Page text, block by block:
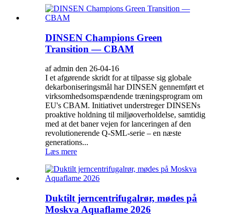
DINSEN Champions Green
Transition — CBAM
af admin den 26-04-16
I et afgørende skridt for at tilpasse sig globale
dekarboniseringsmål har DINSEN gennemført et
virksomhedsomspændende træningsprogram om
EU's CBAM. Initiativet understreger DINSENs
proaktive holdning til miljøoverholdelse, samtidig
med at det baner vejen for lanceringen af ​​den
revolutionerende Q-SML-serie – en næste
generations...
Læs mere
Duktilt jerncentrifugalrør, mødes på
Moskva Aquaflame 2026